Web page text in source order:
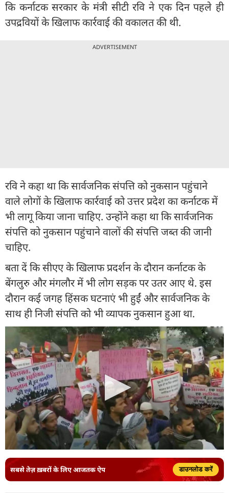
कि कर्नाटक सरकार के मंत्री सीटी रवि ने एक दिन पहले ही
उपद्रवियों के खिलाफ कार्रवाई की वकालत की थी.
ADVERTISEMENT
रवि ने कहा था कि सार्वजनिक संपत्ति को नुकसान पहुंचाने
वाले लोगों के खिलाफ कार्रवाई को उत्तर प्रदेश का कर्नाटक में
भी लागू किया जाना चाहिए. उन्होंने कहा था कि सार्वजनिक
संपत्ति को नुकसान पहुंचाने वालों की संपत्ति जब्त की जानी
चाहिए.
बता दें कि सीएए के खिलाफ प्रदर्शन के दौरान कर्नाटक के
बेंगलुरु और मंगलौर में भी लोग सड़क पर उतर आए थे. इस
दौरान कई जगह हिंसक घटनाएं भी हुईं और सार्वजनिक के
साथ ही निजी संपत्ति को भी व्यापक नुकसान हुआ था.
सबसे तेज़ ख़बरों के लिए आजतक ऐप डाउनलोड करें